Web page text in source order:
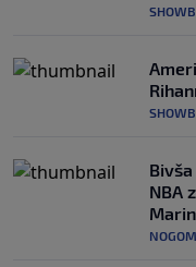
NBA